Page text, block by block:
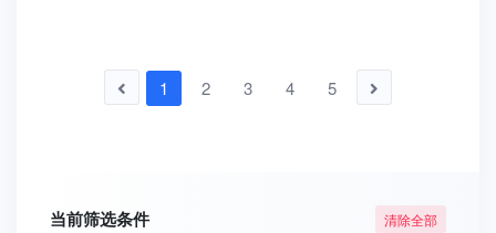
1 2 3 4 5
当前筛选条件 清除全部